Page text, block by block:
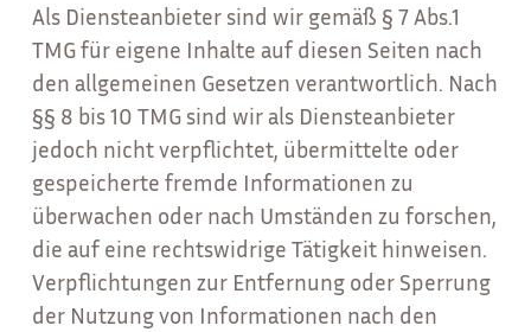
Als Diensteanbieter sind wir gemäß § 7 Abs.1
TMG für eigene Inhalte auf diesen Seiten nach
den allgemeinen Gesetzen verantwortlich. Nach
§§ 8 bis 10 TMG sind wir als Diensteanbieter
jedoch nicht verpflichtet, übermittelte oder
gespeicherte fremde Informationen zu
überwachen oder nach Umständen zu forschen,
die auf eine rechtswidrige Tätigkeit hinweisen.
Verpflichtungen zur Entfernung oder Sperrung
der Nutzung von Informationen nach den